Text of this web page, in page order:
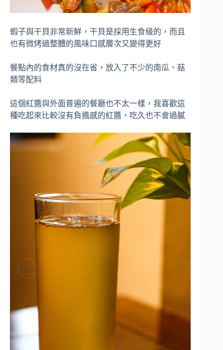
蝦子與干貝非常新鮮，干貝是採用生食級的，而且
也有微烤過整體的風味口感層次又變得更好
餐點內的食材真的沒在省，放入了不少的南瓜、菇
類等配料
這個紅醬與外面普遍的餐廳也不太一樣，我喜歡這
種吃起來比較沒有負擔感的紅醬，吃久也不會過膩